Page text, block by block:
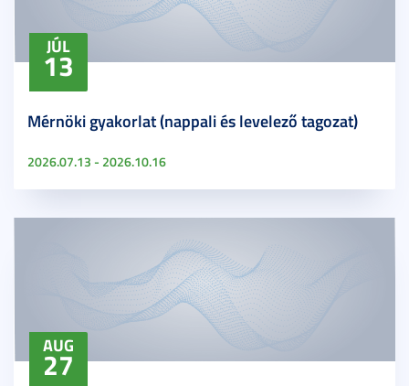
JÚL
13
2026.07.13 - 2026.10.16
Mérnöki gyakorlat (nappali és levelező tagozat)
AUG
27